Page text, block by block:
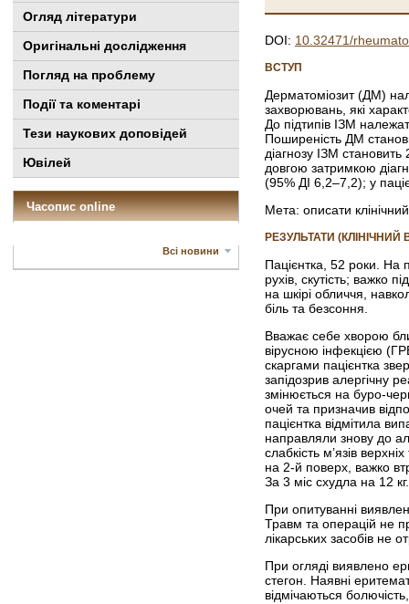
Огляд літератури
Оригінальні дослідження
Погляд на проблему
Події та коментарі
Тези наукових доповідей
Ювілей
Часопис online
Всі новини
DOI: 10.32471/
ВСТУП
Дерматоміозит (ДМ)
захворювань, які
До підтипів IЗM
Поширеність ДМ
діагнозу IЗM
довгою затримкою
(95% ДІ 6,2–7,2); у
Мета: описати
РЕЗУЛЬТАТИ
Пацієнтка, 52 роки. На
рухів, скутість; важко
на шкірі обличчя,
біль та безсоння.
Вважає себе хворою
вірусною інфекцією
скаргами пацієнтка
запідозрив алергічну
змінюється на буро-
очей та призначив
пацієнтка відмітила
направляли знову до
слабкість м’язів
на 2-й поверх, важко
За 3 міс схудла на 12
При опитуванні
Травм та операцій не
лікарських засобів не
При огляді виявлено
стегон. Наявні
відмічаються